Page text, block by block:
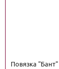
Повязка "Бант"